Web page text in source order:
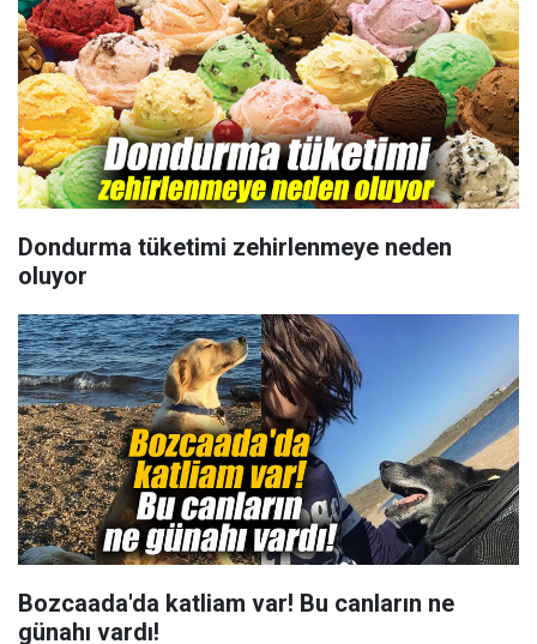
Dondurma tüketimi zehirlenmeye neden
oluyor
Bozcaada'da katliam var! Bu canların ne
günahı vardı!